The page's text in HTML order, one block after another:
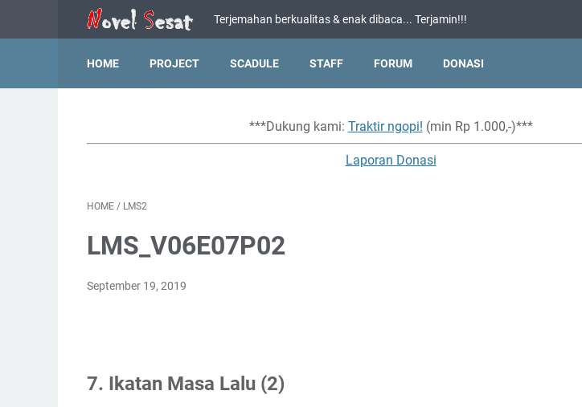
Terjemahan berkualitas & enak dibaca... Terjamin!!!
HOME PROJECT SCADULE STAFF FORUM DONASI
***Dukung kami: Traktir ngopi! (min Rp 1.000,-)***
Laporan Donasi
HOME / LMS2
LMS_V06E07P02
September 19, 2019
7. Ikatan Masa Lalu (2)